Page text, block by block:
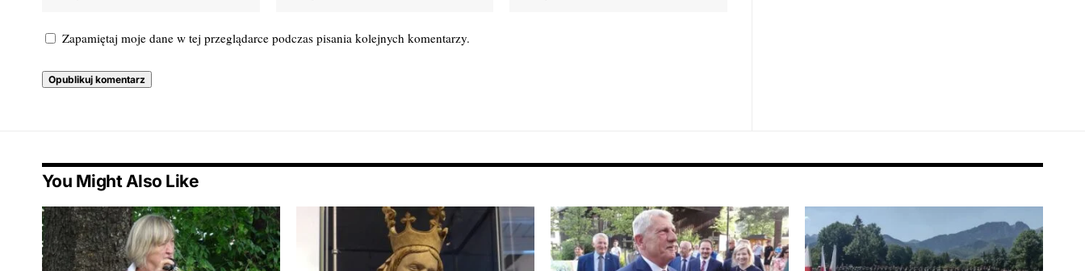
Zapamiętaj moje dane w tej przeglądarce podczas pisania kolejnych komentarzy.
You Might Also Like